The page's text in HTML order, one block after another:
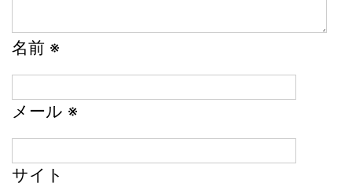
名前 ※
メール ※
サイト